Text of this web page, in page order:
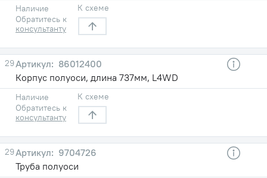
Наличие
Обратитесь к
консультанту
К схеме
29
86012400
Корпус полуоси, длина 737мм, L4WD
Наличие
Обратитесь к
консультанту
К схеме
29
9704726
Труба полуоси